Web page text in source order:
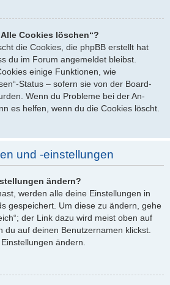
Cookies löschen“?
die Cookies, die phpBB erstellt hat
du im Forum angemeldet bleibst.
einige Funktionen, wie
Status – sofern sie von der Board-
Wenn du Probleme bei der An-
es helfen, wenn du die Cookies löscht.
und -einstellungen
ändern?
werden alle deine Einstellungen in
gespeichert. Um diese zu ändern, gehe
der Link dazu wird meist oben auf
du auf deinen Benutzernamen klickst.
ändern.